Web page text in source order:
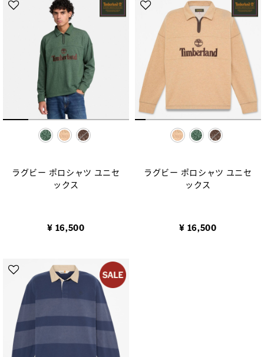
selected
ラグビー ポロシャツ ユニセ
ックス
¥ 16,500
selected
ラグビー ポロシャツ ユニセ
ックス
¥ 16,500